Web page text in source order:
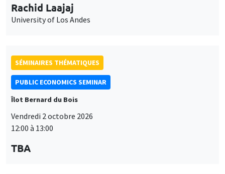
Rachid Laajaj
University of Los Andes
SÉMINAIRES THÉMATIQUES
PUBLIC ECONOMICS SEMINAR
Îlot Bernard du Bois
Vendredi 2 octobre 2026
12:00 à 13:00
TBA